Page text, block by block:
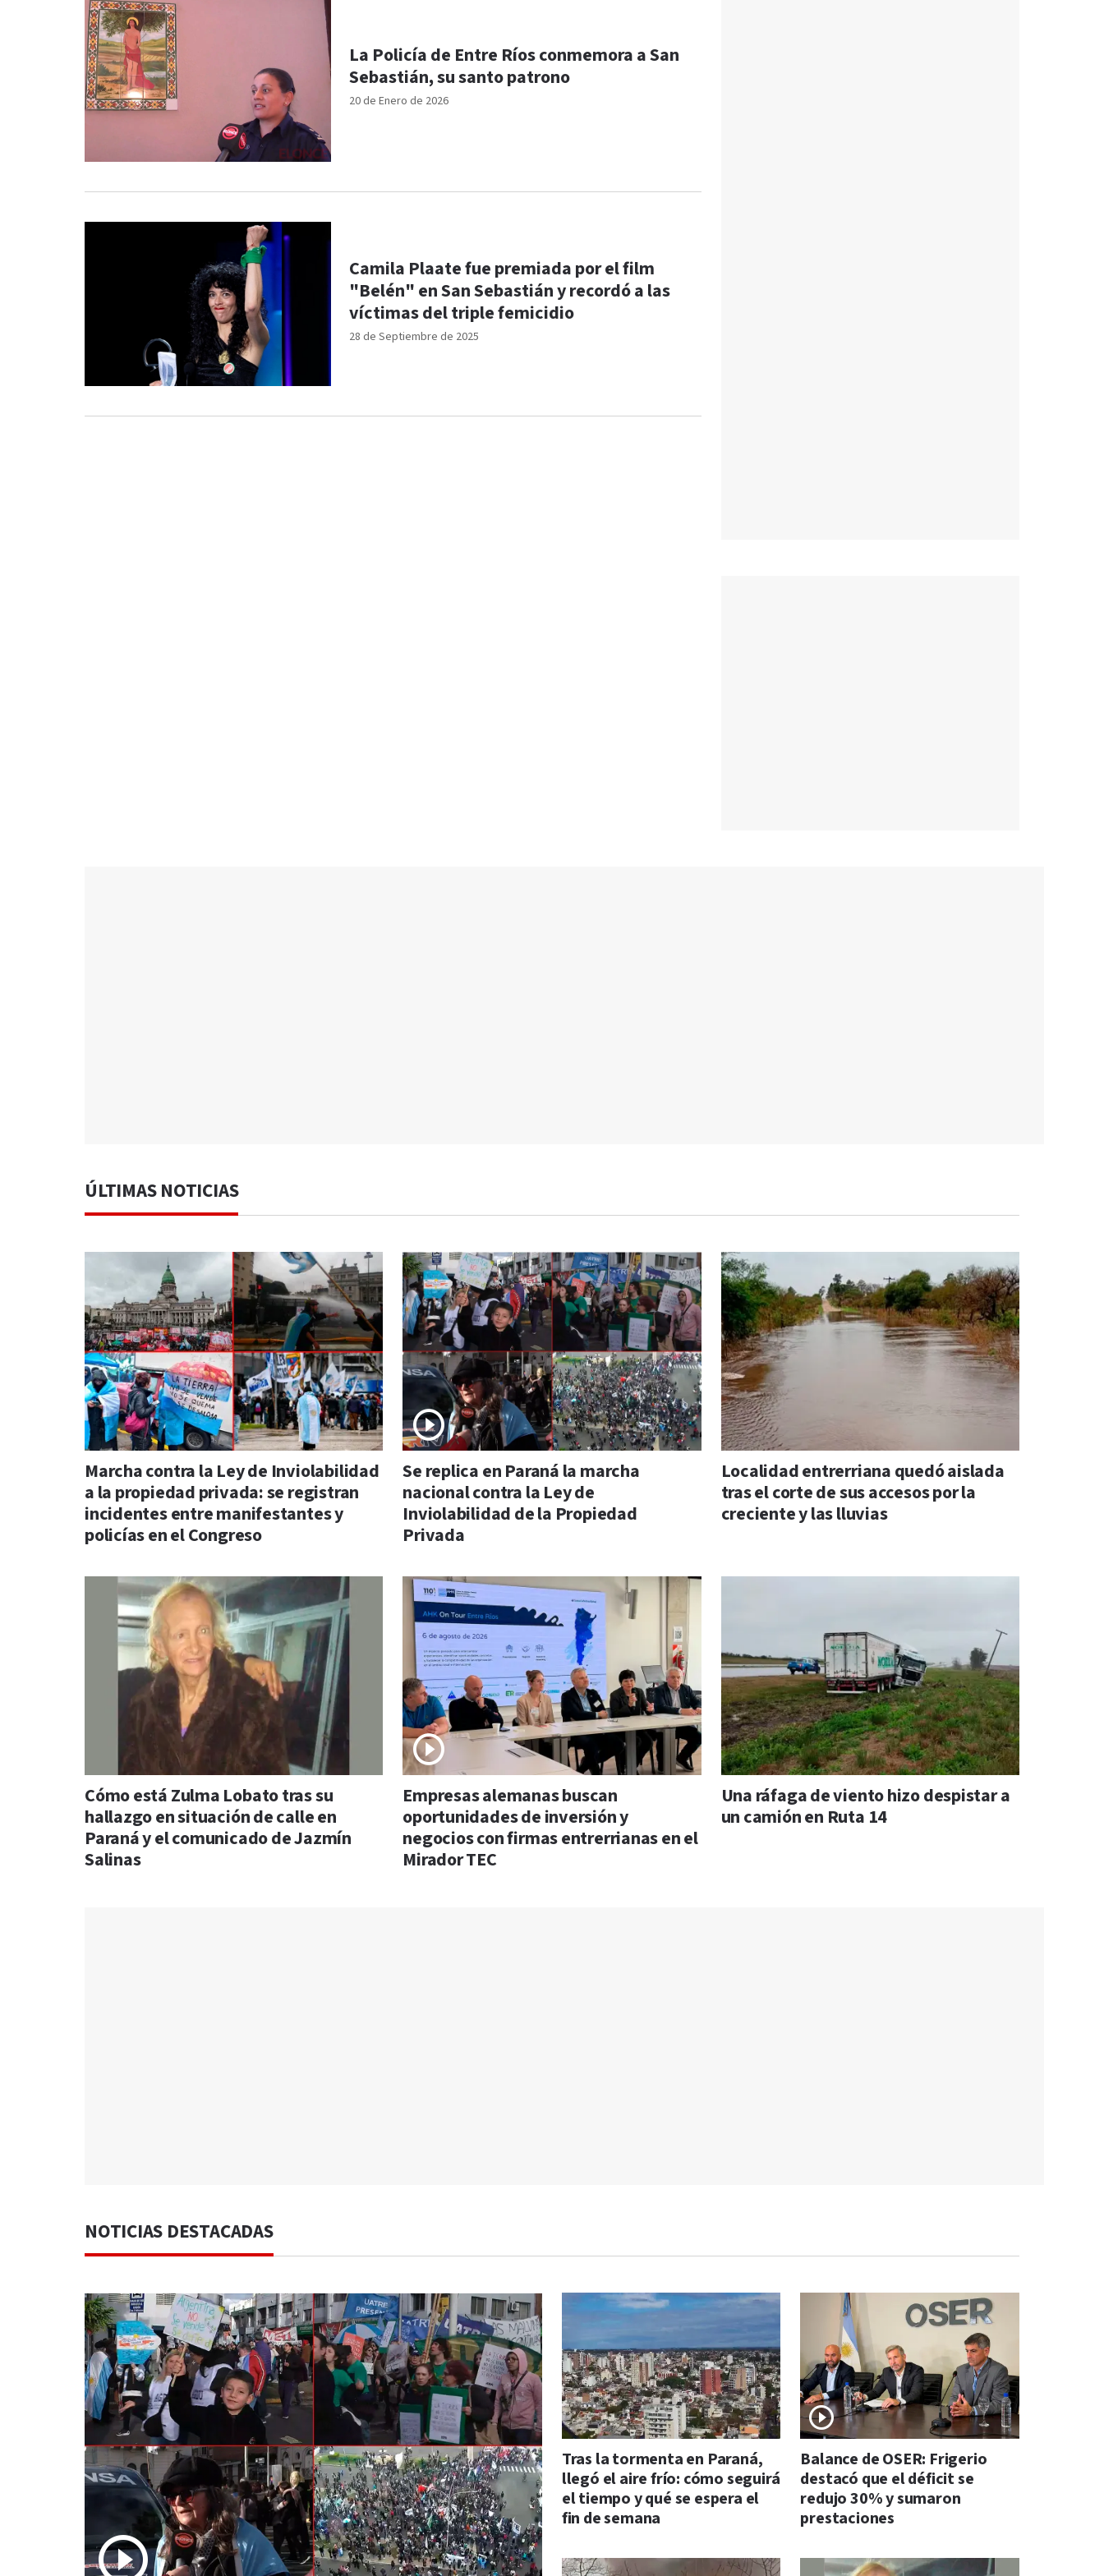
20 de Enero de 2026
La Policía de Entre Ríos conmemora a San
Sebastián, su santo patrono
28 de Septiembre de 2025
Camila Plaate fue premiada por el film
"Belén" en San Sebastián y recordó a las
víctimas del triple femicidio
ÚLTIMAS NOTICIAS
Marcha contra la Ley de Inviolabilidad
a la propiedad privada: se registran
incidentes entre manifestantes y
policías en el Congreso
Se replica en Paraná la marcha
nacional contra la Ley de
Inviolabilidad de la Propiedad
Privada
Localidad entrerriana quedó aislada
tras el corte de sus accesos por la
creciente y las lluvias
Cómo está Zulma Lobato tras su
hallazgo en situación de calle en
Paraná y el comunicado de Jazmín
Salinas
Empresas alemanas buscan
oportunidades de inversión y
negocios con firmas entrerrianas en el
Mirador TEC
Una ráfaga de viento hizo despistar a
un camión en Ruta 14
NOTICIAS DESTACADAS
Tras la tormenta en Paraná,
llegó el aire frío: cómo seguirá
el tiempo y qué se espera el
fin de semana
Balance de OSER: Frigerio
destacó que el déficit se
redujo 30% y sumaron
prestaciones